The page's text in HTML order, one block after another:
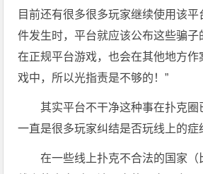
目前还有很多很多玩家继续使用该
件发生时，平台就应该公布这些骗子
在正规平台游戏，也会在其他地方作
戏中，所以光指责是不够的！”
其实平台不干净这种事在扑克圈
一直是很多玩家纠结是否玩线上的症
在一些线上扑克不合法的国家（